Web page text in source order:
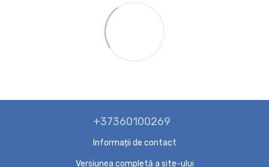
+37360100269
Informații de contact
Versiunea completă a site-ului